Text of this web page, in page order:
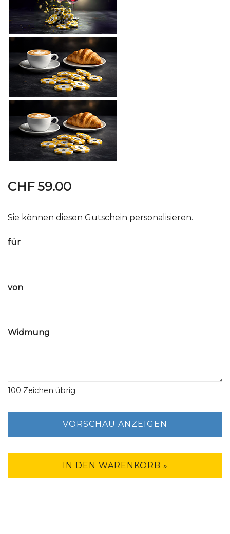
CHF 59.00
Sie können diesen Gutschein personalisieren.
für
von
Widmung
100 Zeichen übrig
VORSCHAU ANZEIGEN
IN DEN WARENKORB »